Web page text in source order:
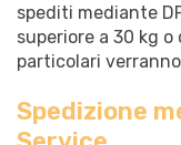
spediti mediante
superiore a 30 kg
particolari
Spedizione